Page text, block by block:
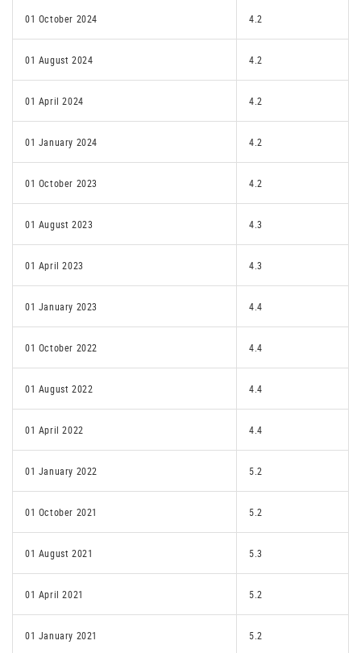
01 October 2024 4.2
01 August 2024 4.2
01 April 2024 4.2
01 January 2024 4.2
01 October 2023 4.2
01 August 2023 4.3
01 April 2023 4.3
01 January 2023 4.4
01 October 2022 4.4
01 August 2022 4.4
01 April 2022 4.4
01 January 2022 5.2
01 October 2021 5.2
01 August 2021 5.3
01 April 2021 5.2
01 January 2021 5.2